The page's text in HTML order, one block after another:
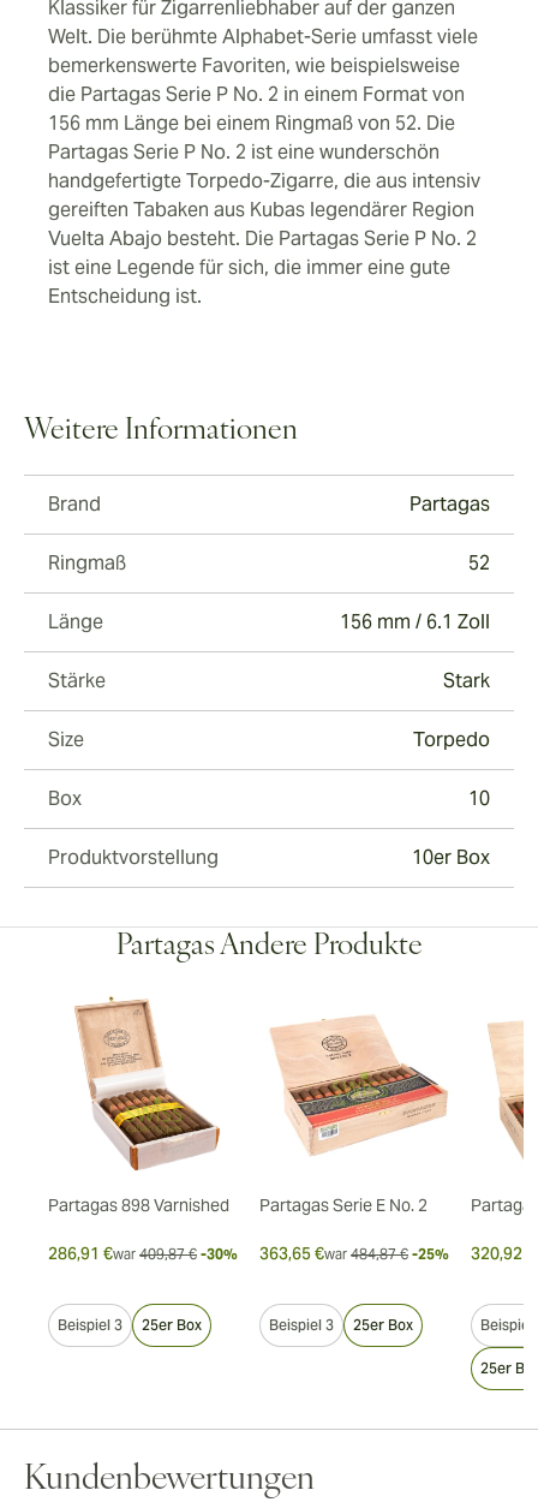
Klassiker für Zigarrenliebhaber auf der ganzen
Welt. Die berühmte Alphabet-Serie umfasst viele
bemerkenswerte Favoriten, wie beispielsweise
die Partagas Serie P No. 2 in einem Format von
156 mm Länge bei einem Ringmaß von 52. Die
Partagas Serie P No. 2 ist eine wunderschön
handgefertigte Torpedo-Zigarre, die aus intensiv
gereiften Tabaken aus Kubas legendärer Region
Vuelta Abajo besteht. Die Partagas Serie P No. 2
ist eine Legende für sich, die immer eine gute
Entscheidung ist.
Weitere Informationen
Brand Partagas
Ringmaß 52
Länge 156 mm / 6.1 Zoll
Stärke Stark
Size Torpedo
Box 10
Produktvorstellung 10er Box
Partagas Andere Produkte
Partagas 898 Varnished
286,91 €war 409,87 € -30%
Beispiel 3 25er Box
Partagas Serie E No. 2
363,65 €war 484,87 € -25%
Beispiel 3 25er Box
320,92 €
Beispiel
25er
Kundenbewertungen